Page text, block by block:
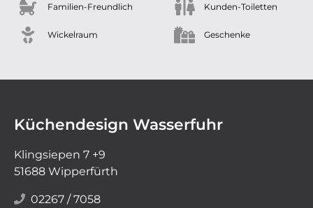
Familien-Freundlich Kunden-Toiletten
Wickelraum Geschenke
Küchendesign Wasserfuhr
Klingsiepen 7 +9
51688 Wipperfürth
02267 / 7058